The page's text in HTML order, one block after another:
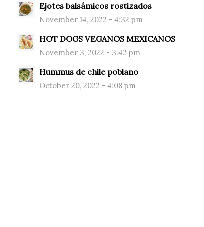
Ejotes balsámicos rostizados
November 14, 2022 - 4:32 pm
HOT DOGS VEGANOS MEXICANOS
November 3, 2022 - 3:42 pm
Hummus de chile poblano
October 20, 2022 - 4:08 pm